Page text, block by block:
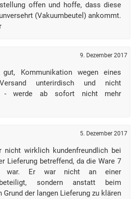
offen und hoffe, dass diese
(Vakuumbeutel) ankommt.
9. Dezember 2017
gut, Kommunikation wegen eines
unterirdisch und nicht
- werde ab sofort nicht mehr
5. Dezember 2017
nicht wirklich kundenfreundlich bei
Lieferung betreffend, da die Ware 7
war. Er war nicht an einer
sondern anstatt beim
Grund der langen Lieferung zu klären